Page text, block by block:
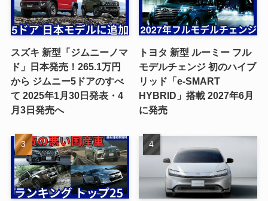
スズキ 新型「ジムニーノマ
ド」日本発売！265.1万円
から ジムニー5ドアのすべ
て 2025年1月30日発表・4
月3日発売へ
トヨタ 新型 ルーミー フル
モデルチェンジ 初のハイブ
リッド「e-SMART
HYBRID」搭載 2027年6月
に発売